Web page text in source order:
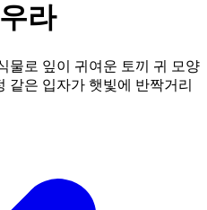
라
물로 잎이 귀여운 토끼 귀 모양
같은 입자가 햇빛에 반짝거리